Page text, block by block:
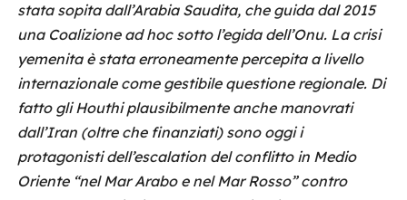
stata sopita dall’Arabia Saudita, che guida dal 2015
una Coalizione ad hoc sotto l’egida dell’Onu. La crisi
yemenita è stata erroneamente percepita a livello
internazionale come gestibile questione regionale. Di
fatto gli Houthi plausibilmente anche manovrati
dall’Iran (oltre che finanziati) sono oggi i
protagonisti dell’escalation del conflitto in Medio
Oriente “nel Mar Arabo e nel Mar Rosso” contro